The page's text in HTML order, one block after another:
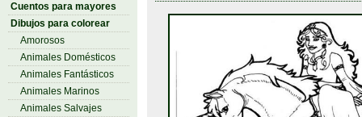
Cuentos para mayores
Dibujos para colorear
Amorosos
Animales Domésticos
Animales Fantásticos
Animales Marinos
Animales Salvajes